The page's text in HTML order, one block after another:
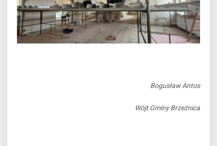
Bogusław Antos
Wójt Gminy Brzeźnica